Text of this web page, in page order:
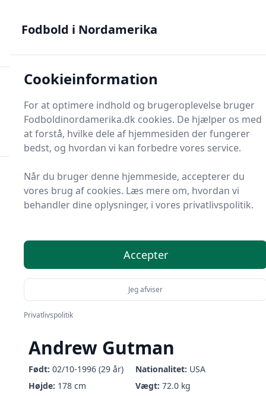
til nordamerikansk fodbold
Fodbold i
Menu
Søg
Andrew Gutman
Født: 02/10-1996 (29 år) Nationalitet: USA
Højde: 178 cm Vægt: 72.0 kg
Fodbold i Nordamerika
Cookieinformation
For at optimere indhold og brugeroplevelse bruger
Fodboldinordamerika.dk cookies. De hjælper os med
at forstå, hvilke dele af hjemmesiden der fungerer
bedst, og hvordan vi kan forbedre vores service.
Når du bruger denne hjemmeside, accepterer du
vores brug af cookies. Læs mere om, hvordan vi
behandler dine oplysninger, i vores privatlivspolitik.
Accepter
Jeg afviser
Privatlivspolitik